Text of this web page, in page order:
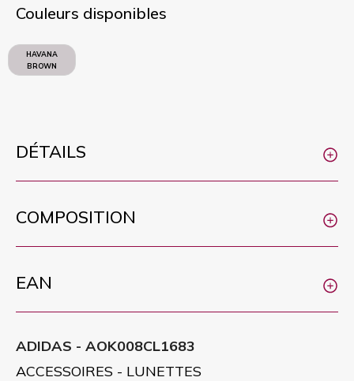
Couleurs disponibles
HAVANA
BROWN
DÉTAILS
COMPOSITION
EAN
ADIDAS - AOK008CL1683
ACCESSOIRES - LUNETTES